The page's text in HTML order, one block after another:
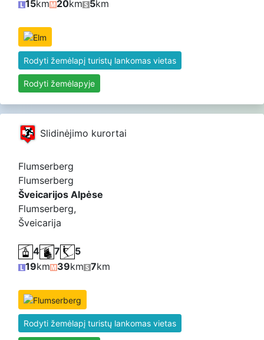
15km 20km 5km
Rodyti žemėlapį turistų lankomas vietas
Rodyti žemėlapyje
Slidinėjimo kurortai
Flumserberg
Flumserberg
Šveicarijos Alpėse
Flumserberg,
Šveicarija
4 7
5
19km 39km 7km
Rodyti žemėlapį turistų lankomas vietas